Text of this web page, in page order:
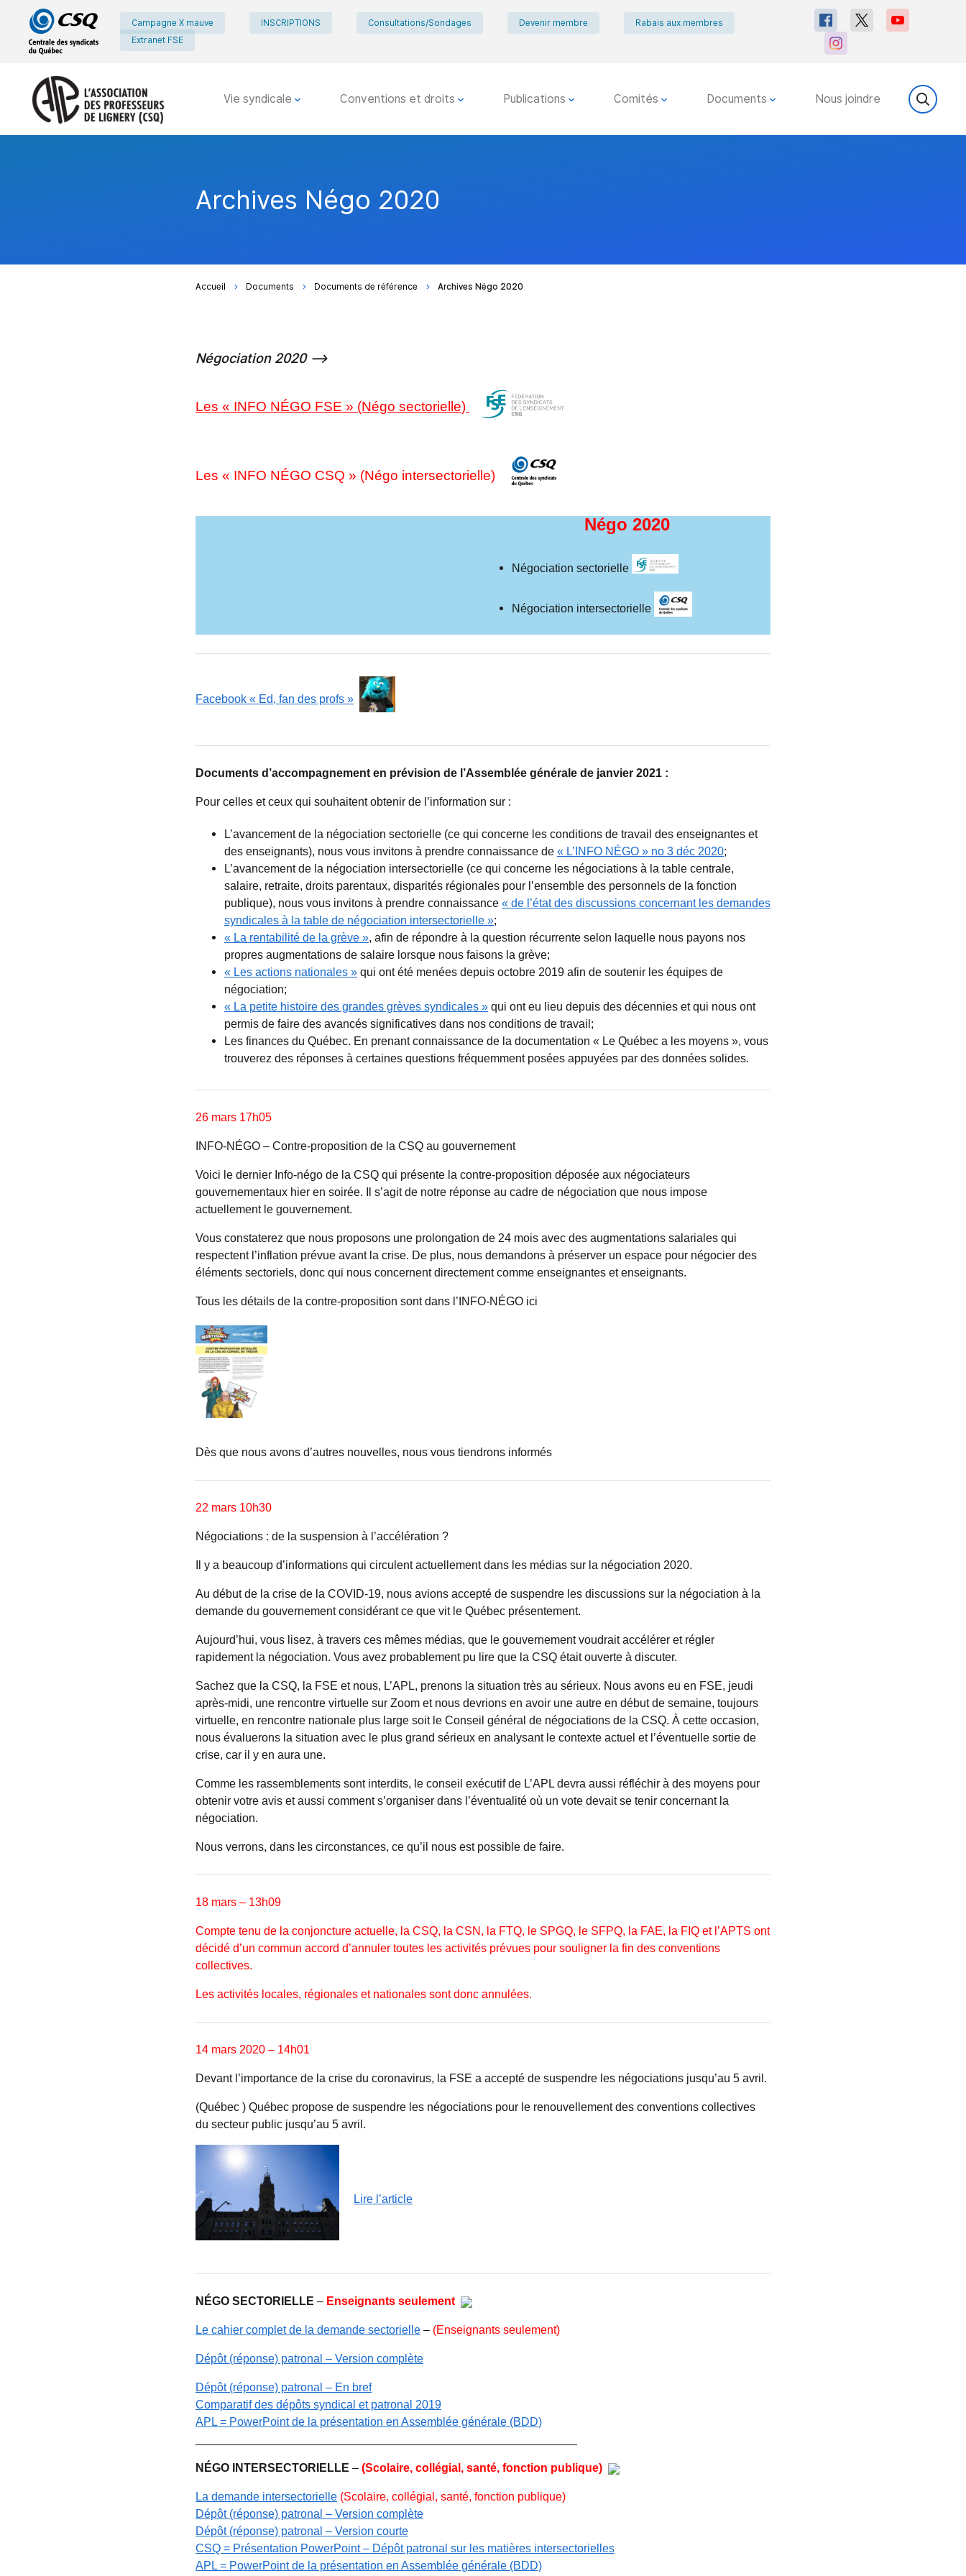
Passer
menu
principal
Passer
contenu
Campagne X mauve INSCRIPTIONS Consultations/Sondages Devenir membre
Rabais aux membres
Extranet FSE
Vie syndicale Conventions et droits Publications Comités Documents Nous joindre
Archives Négo 2020
Accueil Documents Documents de référence Archives Négo 2020
Négociation 2020 –>
Les « INFO NÉGO FSE » (Négo sectorielle)
Les « INFO NÉGO CSQ » (Négo intersectorielle)
Négo 2020
Négociation sectorielle
Négociation intersectorielle
Facebook « Ed, fan des profs »
Documents d’accompagnement en prévision de l’Assemblée générale de janvier 2021 :
Pour celles et ceux qui souhaitent obtenir de l’information sur :
L’avancement de la négociation sectorielle (ce qui concerne les conditions de travail des enseignantes et
des enseignants), nous vous invitons à prendre connaissance de « L’INFO NÉGO » no 3 déc 2020;
L’avancement de la négociation intersectorielle (ce qui concerne les négociations à la table centrale,
salaire, retraite, droits parentaux, disparités régionales pour l’ensemble des personnels de la fonction
publique), nous vous invitons à prendre connaissance « de l’état des discussions concernant les demandes
syndicales à la table de négociation intersectorielle »;
« La rentabilité de la grève », afin de répondre à la question récurrente selon laquelle nous payons nos
propres augmentations de salaire lorsque nous faisons la grève;
« Les actions nationales » qui ont été menées depuis octobre 2019 afin de soutenir les équipes de
négociation;
« La petite histoire des grandes grèves syndicales » qui ont eu lieu depuis des décennies et qui nous ont
permis de faire des avancés significatives dans nos conditions de travail;
Les finances du Québec. En prenant connaissance de la documentation « Le Québec a les moyens », vous
trouverez des réponses à certaines questions fréquemment posées appuyées par des données solides.
26 mars 17h05
INFO-NÉGO – Contre-proposition de la CSQ au gouvernement
Voici le dernier Info-négo de la CSQ qui présente la contre-proposition déposée aux négociateurs
gouvernementaux hier en soirée. Il s’agit de notre réponse au cadre de négociation que nous impose
actuellement le gouvernement.
Vous constaterez que nous proposons une prolongation de 24 mois avec des augmentations salariales qui
respectent l’inflation prévue avant la crise. De plus, nous demandons à préserver un espace pour négocier des
éléments sectoriels, donc qui nous concernent directement comme enseignantes et enseignants.
Tous les détails de la contre-proposition sont dans l’INFO-NÉGO ici
Dès que nous avons d’autres nouvelles, nous vous tiendrons informés
22 mars 10h30
Négociations : de la suspension à l’accélération ?
Il y a beaucoup d’informations qui circulent actuellement dans les médias sur la négociation 2020.
Au début de la crise de la COVID-19, nous avions accepté de suspendre les discussions sur la négociation à la
demande du gouvernement considérant ce que vit le Québec présentement.
Aujourd’hui, vous lisez, à travers ces mêmes médias, que le gouvernement voudrait accélérer et régler
rapidement la négociation. Vous avez probablement pu lire que la CSQ était ouverte à discuter.
Sachez que la CSQ, la FSE et nous, L’APL, prenons la situation très au sérieux. Nous avons eu en FSE, jeudi
après-midi, une rencontre virtuelle sur Zoom et nous devrions en avoir une autre en début de semaine, toujours
virtuelle, en rencontre nationale plus large soit le Conseil général de négociations de la CSQ. À cette occasion,
nous évaluerons la situation avec le plus grand sérieux en analysant le contexte actuel et l’éventuelle sortie de
crise, car il y en aura une.
Comme les rassemblements sont interdits, le conseil exécutif de L’APL devra aussi réfléchir à des moyens pour
obtenir votre avis et aussi comment s’organiser dans l’éventualité où un vote devait se tenir concernant la
négociation.
Nous verrons, dans les circonstances, ce qu’il nous est possible de faire.
18 mars – 13h09
Compte tenu de la conjoncture actuelle, la CSQ, la CSN, la FTQ, le SPGQ, le SFPQ, la FAE, la FIQ et l’APTS ont
décidé d’un commun accord d’annuler toutes les activités prévues pour souligner la fin des conventions
collectives.
Les activités locales, régionales et nationales sont donc annulées.
14 mars 2020 – 14h01
Devant l’importance de la crise du coronavirus, la FSE a accepté de suspendre les négociations jusqu’au 5 avril.
(Québec ) Québec propose de suspendre les négociations pour le renouvellement des conventions collectives
du secteur public jusqu’au 5 avril.
Lire l’article
NÉGO SECTORIELLE – Enseignants seulement
Le cahier complet de la demande sectorielle – (Enseignants seulement)
Dépôt (réponse) patronal – Version complète
Dépôt (réponse) patronal – En bref
Comparatif des dépôts syndical et patronal 2019
APL = PowerPoint de la présentation en Assemblée générale (BDD)
NÉGO INTERSECTORIELLE – (Scolaire, collégial, santé, fonction publique)
La demande intersectorielle (Scolaire, collégial, santé, fonction publique)
Dépôt (réponse) patronal – Version complète
Dépôt (réponse) patronal – Version courte
CSQ = Présentation PowerPoint – Dépôt patronal sur les matières intersectorielles
APL = PowerPoint de la présentation en Assemblée générale (BDD)